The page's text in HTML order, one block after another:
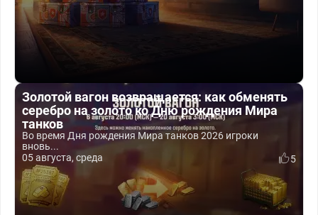
Золотой вагон возвращается: как обменять
серебро на золото ко Дню рождения Мира
танков
Во время Дня рождения Мира танков 2026 игроки
вновь...
05 августа, среда
5